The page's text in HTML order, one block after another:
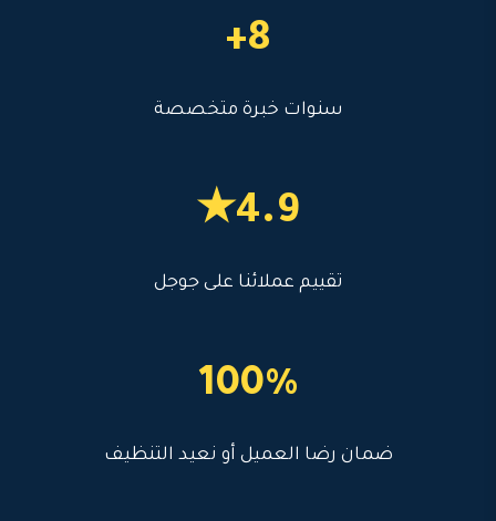
8+
سنوات خبرة متخصصة
4.9★
تقييم عملائنا على جوجل
100%
ضمان رضا العميل أو نعيد التنظيف